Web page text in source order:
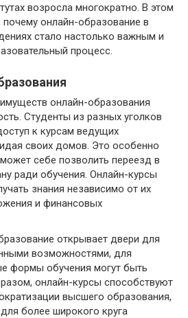
возросла многократно. В этом
онлайн-образование в
стало настолько важным и
процесс.
онлайн-образования
Студенты из разных уголков
к курсам ведущих
своих домов. Это особенно
себе позволить переезд в
ради обучения. Онлайн-курсы
знания независимо от их
и финансовых
открывает двери для
возможностями, для
формы обучения могут быть
онлайн-курсы способствуют
высшего образования,
более широкого круга